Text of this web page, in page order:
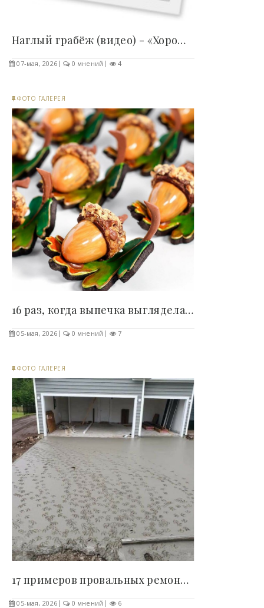
Наглый грабёж (видео) - «Хорошее настроение»..
07-мая, 2026 0 мнений 4
ФОТО ГАЛЕРЕЯ
16 раз, когда выпечка выглядела слишком красиво,..
05-мая, 2026 0 мнений 7
ФОТО ГАЛЕРЕЯ
17 примеров провальных ремонтов, на которые..
05-мая, 2026 0 мнений 6